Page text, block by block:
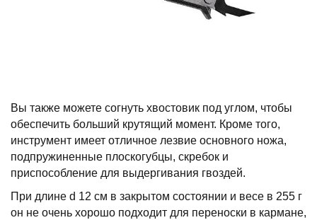
Вы также можете согнуть хвостовик под углом, чтобы
обеспечить больший крутящий момент. Кроме того,
инструмент имеет отличное лезвие основного ножа,
подпружиненные плоскогубцы, скребок и
приспособление для выдергивания гвоздей.
При длине d 12 см в закрытом состоянии и весе в 255 г
он не очень хорошо подходит для переноски в кармане,